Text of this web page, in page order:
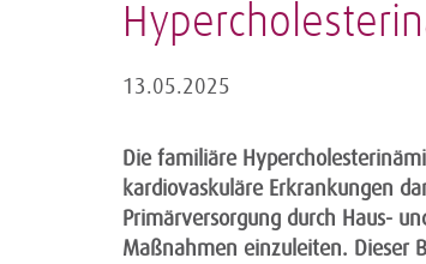
13.05.2025
Die familiäre
kardiovaskuläre Erkrankungen
Primärversorgung durch Haus-
Maßnahmen einzuleiten. Dieser